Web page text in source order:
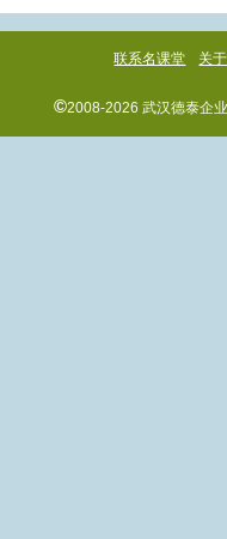
联系名课堂 关
©2008-2026 武汉德泰企